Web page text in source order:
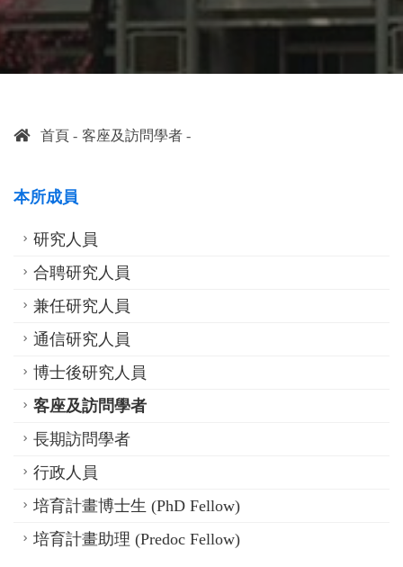
首頁 客座及訪問學者
本所成員
研究人員
合聘研究人員
兼任研究人員
通信研究人員
博士後研究人員
客座及訪問學者
長期訪問學者
行政人員
培育計畫博士生 (PhD Fellow)
培育計畫助理 (Predoc Fellow)